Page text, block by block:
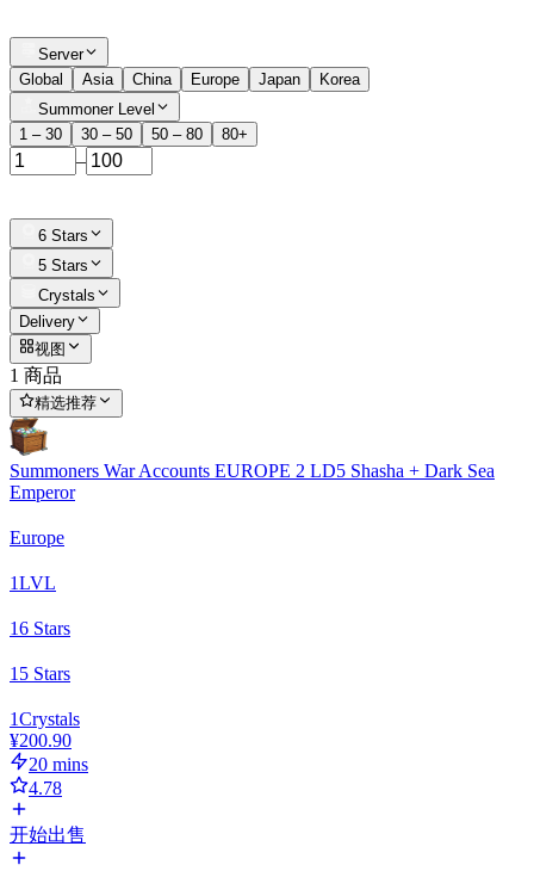
Server
Global
Asia China Europe Japan
Korea
Summoner Level
1 – 30
30 – 50 50 – 80 80+
–
6 Stars
5 Stars
Crystals
Delivery
视图
1 商品
精选推荐
Summoners War Accounts EUROPE 2 LD5 Shasha + Dark Sea
Emperor
Europe
1LVL
16 Stars
1 5 Stars
1Crystals
¥200.90
20 mins
4.78
开始出售